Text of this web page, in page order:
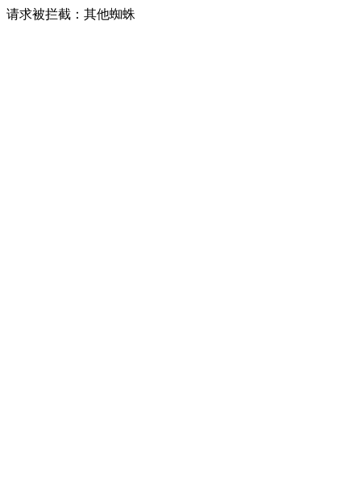
请求被拦截：其他蜘蛛